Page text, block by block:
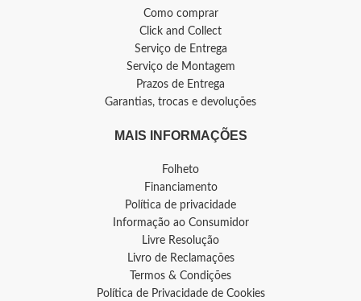
Como comprar
Click and Collect
Serviço de Entrega
Serviço de Montagem
Prazos de Entrega
Garantias, trocas e devoluções
MAIS INFORMAÇÕES
Folheto
Financiamento
Política de privacidade
Informação ao Consumidor
Livre Resolução
Livro de Reclamações
Termos & Condições
Política de Privacidade de Cookies